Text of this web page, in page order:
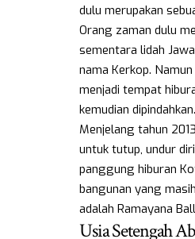
dulu merupakan
Orang zaman dulu
sementara lidah
nama Kerkop.
menjadi tempat
kemudian dipindahkan.
Menjelang tahun
untuk tutup, undur
panggung hiburan
bangunan yang
adalah Ramayana
Usia Setengah